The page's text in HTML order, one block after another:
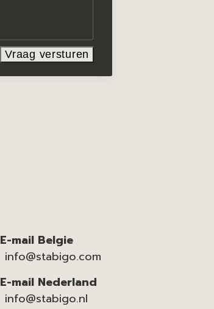
E-mail Belgie
info@stabigo.com
E-mail Nederland
info@stabigo.nl